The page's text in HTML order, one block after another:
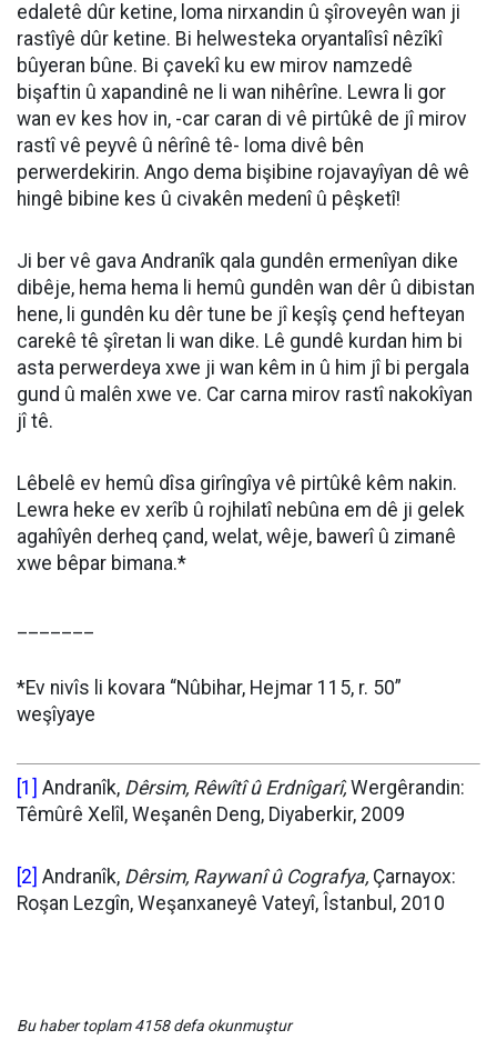
edaletê dûr ketine, loma nirxandin û şîroveyên wan ji
rastîyê dûr ketine. Bi helwesteka oryantalîsî nêzîkî
bûyeran bûne. Bi çavekî ku ew mirov namzedê
bişaftin û xapandinê ne li wan nihêrîne. Lewra li gor
wan ev kes hov in, -car caran di vê pirtûkê de jî mirov
rastî vê peyvê û nêrînê tê- loma divê bên
perwerdekirin. Ango dema bişibine rojavayîyan dê wê
hingê bibine kes û civakên medenî û pêşketî!
Ji ber vê gava Andranîk qala gundên ermenîyan dike
dibêje, hema hema li hemû gundên wan dêr û dibistan
hene, li gundên ku dêr tune be jî keşîş çend hefteyan
carekê tê şîretan li wan dike. Lê gundê kurdan him bi
asta perwerdeya xwe ji wan kêm in û him jî bi pergala
gund û malên xwe ve. Car carna mirov rastî nakokîyan
jî tê.
Lêbelê ev hemû dîsa girîngîya vê pirtûkê kêm nakin.
Lewra heke ev xerîb û rojhilatî nebûna em dê ji gelek
agahîyên derheq çand, welat, wêje, bawerî û zimanê
xwe bêpar bimana.*
*Ev nivîs li kovara “Nûbihar, Hejmar 115, r. 50”
weşîyaye
[1] Andranîk, Dêrsim, Rêwîtî û Erdnîgarî,Wergêrandin:
Têmûrê Xelîl, Weşanên Deng, Diyaberkir, 2009
[2] Andranîk, Dêrsim, Raywanî û Cografya, Çarnayox:
Roşan Lezgîn, Weşanxaneyê Vateyî, Îstanbul, 2010
Bu haber toplam 4158 defa okunmuştur